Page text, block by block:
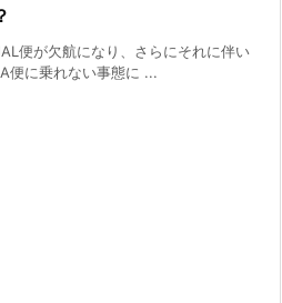
便が欠航になり、さらにそれに伴い
便に乗れない事態に ...